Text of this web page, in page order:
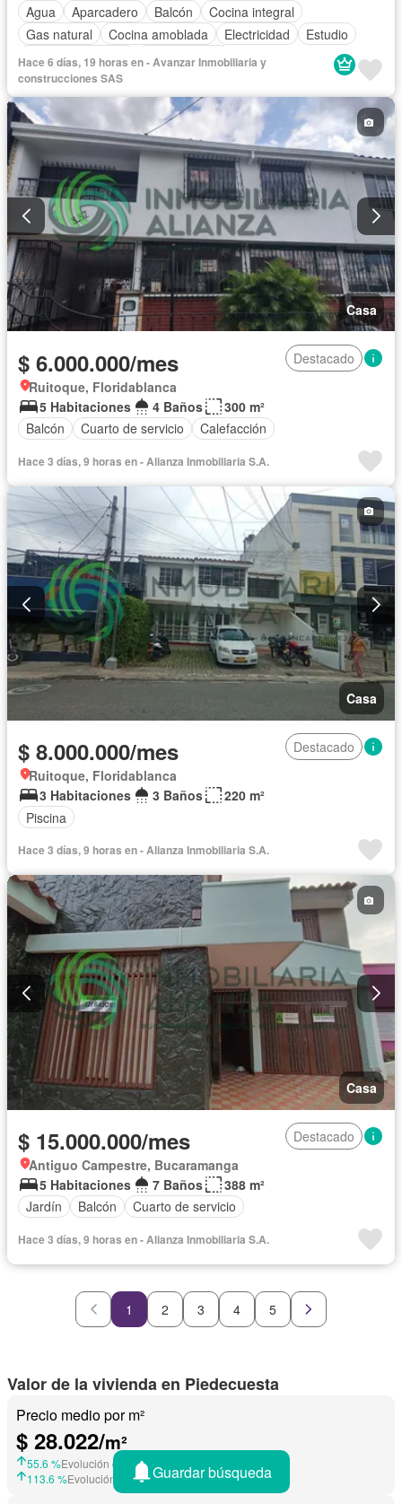
Agua
Aparcadero Balcón
Cocina integral
Gas natural
Cocina amoblada Electricidad
Estudio
Permite mascotas
Permite niños
Hace 6 días, 19 horas en - Avanzar Inmobiliaria y
construcciones SAS
Casa
$ 6.000.000/mes
Destacado
Ruitoque, Floridablanca
5 Habitaciones
4 Baños
300 m²
Balcón
Cuarto de servicio Calefacción
Hace 3 días, 9 horas en - Alianza Inmobiliaria S.A.
Casa
$ 8.000.000/mes
Destacado
Ruitoque, Floridablanca
3 Habitaciones
3 Baños
220 m²
Piscina
Hace 3 días, 9 horas en - Alianza Inmobiliaria S.A.
Casa
$ 15.000.000/mes
Destacado
Antiguo Campestre, Bucaramanga
5 Habitaciones
7 Baños
388 m²
Jardín
Balcón Cuarto de servicio
Hace 3 días, 9 horas en - Alianza Inmobiliaria S.A.
1 2 3 4 5
Valor de la vivienda en Piedecuesta
Precio medio por m²
$ 28.022/m²
55.6 %Evolución de precios en Junio 2026
113.6 %Evolución de precios en Julio 2025
Guardar búsqueda